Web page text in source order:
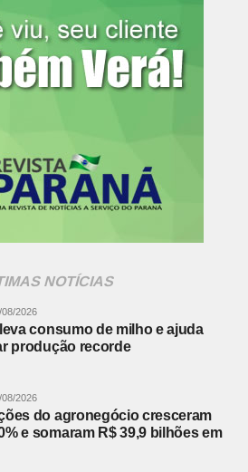
PR
NOTÍCIAS
08/2026
consumo de milho e ajuda
produção recorde
08/2026
do agronegócio cresceram
e somaram R$ 39,9 bilhões em